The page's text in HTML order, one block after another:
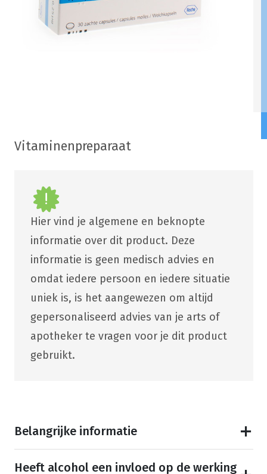
Vitaminenpreparaat
Hier vind je algemene en beknopte
informatie over dit product. Deze
informatie is geen medisch advies en
omdat iedere persoon en iedere situatie
uniek is, is het aangewezen om altijd
gepersonaliseerd advies van je arts of
apotheker te vragen voor je dit product
gebruikt.
Belangrijke informatie
Heeft alcohol een invloed op de werking